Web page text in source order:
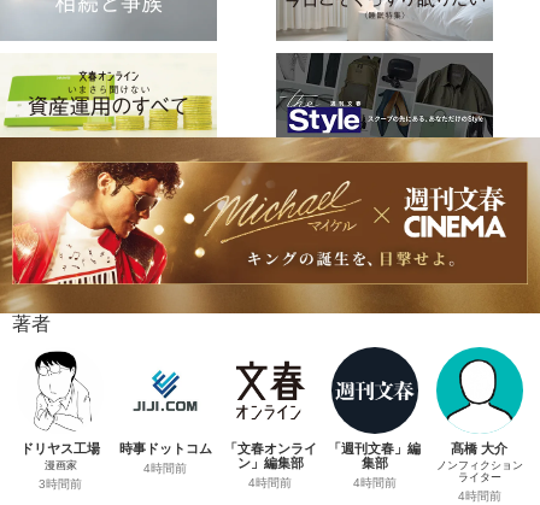
著者
ドリヤス工場
漫画家
3時間前
時事ドットコム
4時間前
「文春オンライ
ン」編集部
4時間前
「週刊文春」編
集部
4時間前
髙橋 大介
ノンフィクション
ライター
4時間前